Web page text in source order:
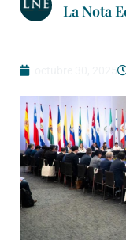
La Nota